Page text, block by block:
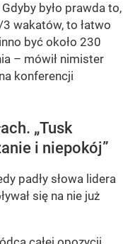
było prawda to,
3 wakatów, to łatwo
być około 230
– mówił nimister
konferencji
„Tusk
i niepokój”
padły słowa lidera
się na nie już